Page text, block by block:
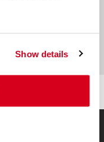
Show details